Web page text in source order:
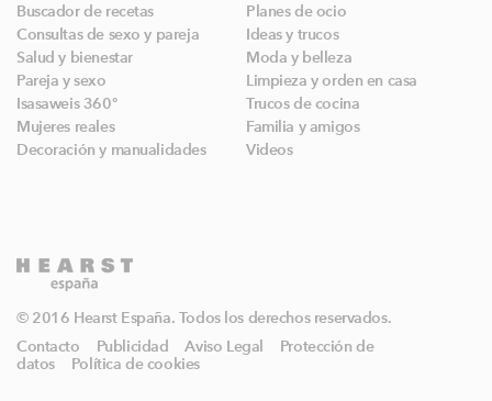
Buscador de recetas
Planes de ocio
Consultas de sexo y pareja
Ideas y trucos
Salud y bienestar
Moda y belleza
Pareja y sexo
Limpieza y orden en casa
Isasaweis 360º
Trucos de cocina
Mujeres reales
Familia y amigos
Decoración y manualidades
Videos
© 2016 Hearst España. Todos los derechos reservados.
Contacto
Publicidad Aviso Legal
Protección de
datos
Política de cookies